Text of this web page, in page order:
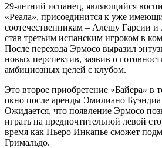
29-летний испанец, являющийся
«Реала», присоединится к уже
соотечественникам – Алешу Гарсии и
став третьим испанским игроком в
После перехода Эрмосо выразил
новых перспектив, заявив о
амбициозных целей с клубом.
Это второе приобретение «Байера» в
окно после аренды Эмилиано
Ожидается, что появление Эрмосо
играть на предпочтительной левой
время как Пьеро Инкапье сможет
Гримальдо.